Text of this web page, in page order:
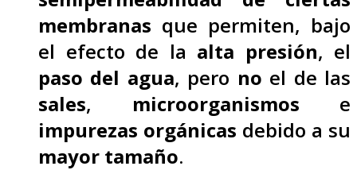
membranas que permiten, bajo
el efecto de la alta presión, el
paso del agua, pero no el de las
sales, microorganismos e
impurezas orgánicas debido a su
mayor tamaño.